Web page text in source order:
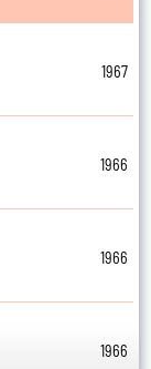
1967
1966
1966
1966